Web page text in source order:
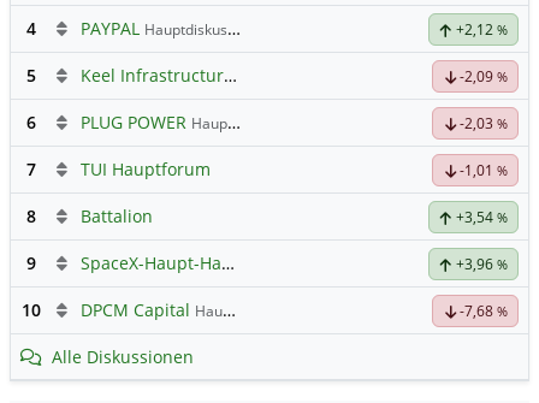
4 PAYPAL Hauptdiskussion +2,12 %
5 Keel Infrastructure Corporation Hauptdiskussion -2,09 %
6 PLUG POWER Hauptdiskussion -2,03 %
7 TUI Hauptforum -1,01 %
8 Battalion +3,54 %
9 SpaceX-Haupt-Hauptforum +3,96 %
10 DPCM Capital Hauptdiskussion -7,68 %
Alle Diskussionen